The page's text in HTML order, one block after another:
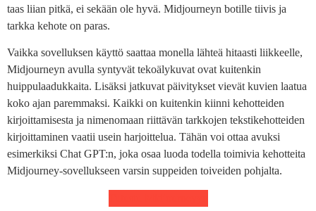
taas liian pitkä, ei sekään ole hyvä. Midjourneyn botille tiivis ja
tarkka kehote on paras.
Vaikka sovelluksen käyttö saattaa monella lähteä hitaasti liikkeelle,
Midjourneyn avulla syntyvät tekoälykuvat ovat kuitenkin
huippulaadukkaita. Lisäksi jatkuvat päivitykset vievät kuvien laatua
koko ajan paremmaksi. Kaikki on kuitenkin kiinni kehotteiden
kirjoittamisesta ja nimenomaan riittävän tarkkojen tekstikehotteiden
kirjoittaminen vaatii usein harjoittelua. Tähän voi ottaa avuksi
esimerkiksi Chat GPT:n, joka osaa luoda todella toimivia kehotteita
Midjourney-sovellukseen varsin suppeiden toiveiden pohjalta.